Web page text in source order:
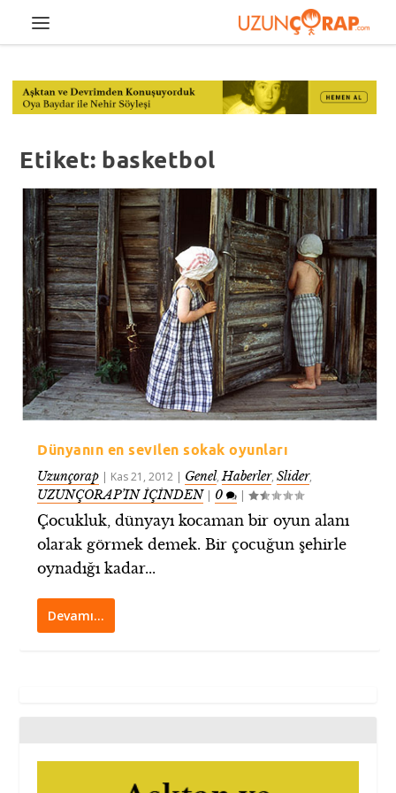
Etiket: basketbol
Dünyanın en sevilen sokak oyunları
Uzunçorap | Kas 21, 2012 | Genel,Haberler,Slider,
UZUNÇORAP’IN İÇİNDEN| 0 |
Çocukluk, dünyayı kocaman bir oyun alanı
olarak görmek demek. Bir çocuğun şehirle
oynadığı kadar...
Devamı…